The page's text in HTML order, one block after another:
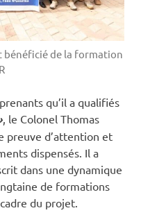
bénéficié de la formation
qu’il a qualifiés
, le Colonel Thomas
preuve d’attention et
dispensés. Il a
dans une dynamique
de formations
du projet.